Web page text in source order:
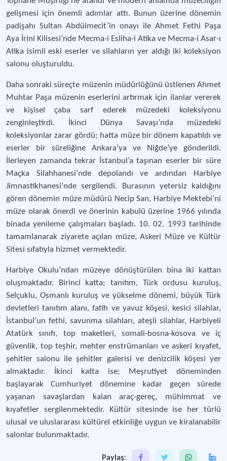
gelişmesi için önemli adımlar attı. Bunun üzerine dönemin
padişahı Sultan Abdülmecit’in onayı ile Ahmet Fethi Paşa
Aya İrini Kilisesi’nde Mecma-i Esliha-i Atika ve Mecma-i Asar-ı
Atika isimli eski eserler ve silahların yer aldığı iki koleksiyon
salonu oluşturuldu.
Daha sonraki süreçte müzenin müdürlüğünü üstlenen Ahmet
Muhtar Paşa müzenin eserlerini artırmak için ilanlar vererek
ve kişisel çaba sarf ederek müzedeki koleksiyonu
zenginleştirdi. İkinci Dünya Savaşı’nda müzedeki
koleksiyonlar zarar gördü; hatta müze bir dönem kapatıldı ve
eserler bir süreliğine Ankara’ya ve Niğde’ye gönderildi.
İlerleyen zamanda tekrar İstanbul’a taşınan eserler bir süre
Maçka Silahhanesi’nde depolandı ve ardından Harbiye
Jimnastikhanesi’nde sergilendi. Burasının yetersiz kaldığını
gören dönemin müze müdürü Necip San, Harbiye Mektebi’ni
müze olarak önerdi ve önerinin kabulü üzerine 1966 yılında
binada yenileme çalışmaları başladı. 10. 02. 1993 tarihinde
tamamlanarak ziyarete açılan müze, Askeri Müze ve Kültür
Sitesi sıfatıyla hizmet vermektedir.
Harbiye Okulu’ndan müzeye dönüştürülen bina iki kattan
oluşmaktadır. Birinci katta; tanıtım, Türk ordusu kuruluş,
Selçuklu, Osmanlı kuruluş ve yükselme dönemi, büyük Türk
devletleri tanıtım alanı, fatih ve yavuz köşesi, kesici silahlar,
İstanbul’un fethi, savunma silahları, ateşli silahlar, Harbiyeli
Atatürk sınıfı, top maketleri, somali-bosna-kosova ve iç
güvenlik, top teşhir, mehter enstrümanları ve askeri kıyafet,
şehitler salonu ile şehitler galerisi ve denizcilik köşesi yer
almaktadır. İkinci katta ise; Meşrutiyet döneminden
başlayarak Cumhuriyet dönemine kadar geçen sürede
yaşanan savaşlardan kalan araç-gereç, mühimmat ve
kıyafetler sergilenmektedir. Kültür sitesinde ise her türlü
ulusal ve uluslararası kültürel etkinliğe uygun ve kiralanabilir
salonlar bulunmaktadır.
Paylaş: